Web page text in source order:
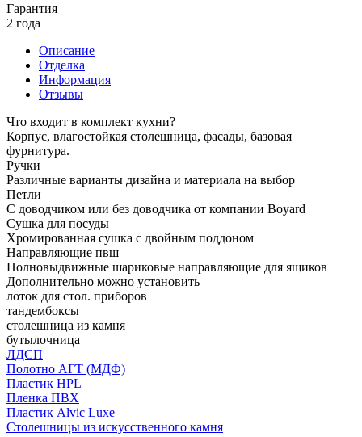
Гарантия
2 года
Описание
Отделка
Информация
Отзывы
Что входит в комплект кухни?
Корпус, влагостойкая столешница, фасады, базовая
фурнитура.
Ручки
Различные варианты дизайна и материала на выбор
Петли
С доводчиком или без доводчика от компании Boyard
Сушка для посуды
Хромированная сушка с двойным поддоном
Направляющие пвш
Полновыдвижные шариковые направляющие для ящиков
Дополнительно можно установить
лоток для стол. приборов
тандембоксы
столешница из камня
бутылочница
ЛДСП
Полотно АГТ (МДФ)
Пластик HPL
Пленка ПВХ
Пластик Alvic Luxe
Столешницы из искусственного камня